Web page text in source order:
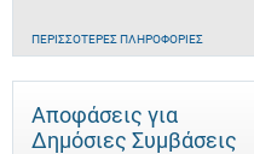
ΠΕΡΙΣΣΌΤΕΡΕΣ ΠΛΗΡΟΦΟΡΊΕΣ
Αποφάσεις για
Δημόσιες Συμβάσεις